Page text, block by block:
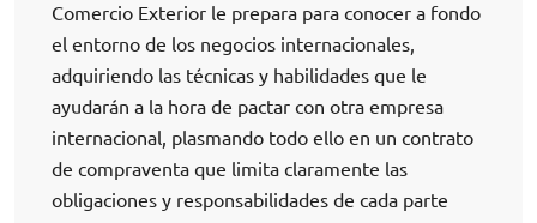
Comercio Exterior le prepara para conocer a fondo
el entorno de los negocios internacionales,
adquiriendo las técnicas y habilidades que le
ayudarán a la hora de pactar con otra empresa
internacional, plasmando todo ello en un contrato
de compraventa que limita claramente las
obligaciones y responsabilidades de cada parte